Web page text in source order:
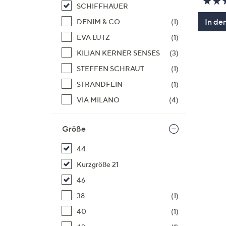
SCHIFFHAUER
DENIM & CO.
(1)
EVA LUTZ
(1)
KILIAN KERNER SENSES
(3)
STEFFEN SCHRAUT
(1)
STRANDFEIN
(1)
VIA MILANO
(4)
Größe
44
Kurzgröße 21
46
38
(1)
40
(1)
In